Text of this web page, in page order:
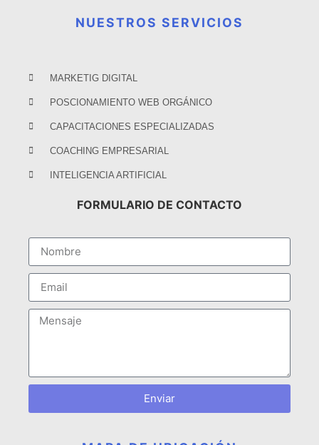
NUESTROS SERVICIOS
MARKETIG DIGITAL
POSCIONAMIENTO WEB ORGÁNICO
CAPACITACIONES ESPECIALIZADAS
COACHING EMPRESARIAL
INTELIGENCIA ARTIFICIAL
FORMULARIO DE CONTACTO
Enviar